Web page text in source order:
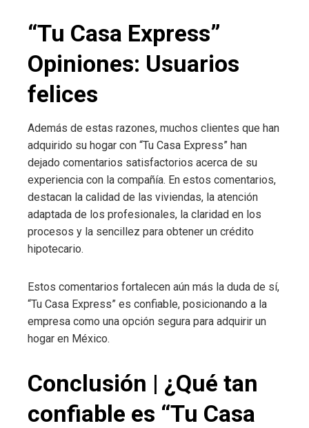
“Tu Casa Express”
Opiniones: Usuarios
felices
Además de estas razones, muchos clientes que han
adquirido su hogar con “Tu Casa Express” han
dejado comentarios satisfactorios acerca de su
experiencia con la compañía. En estos comentarios,
destacan la calidad de las viviendas, la atención
adaptada de los profesionales, la claridad en los
procesos y la sencillez para obtener un crédito
hipotecario.
Estos comentarios fortalecen aún más la duda de sí,
“Tu Casa Express” es confiable, posicionando a la
empresa como una opción segura para adquirir un
hogar en México.
Conclusión | ¿Qué tan
confiable es “Tu Casa